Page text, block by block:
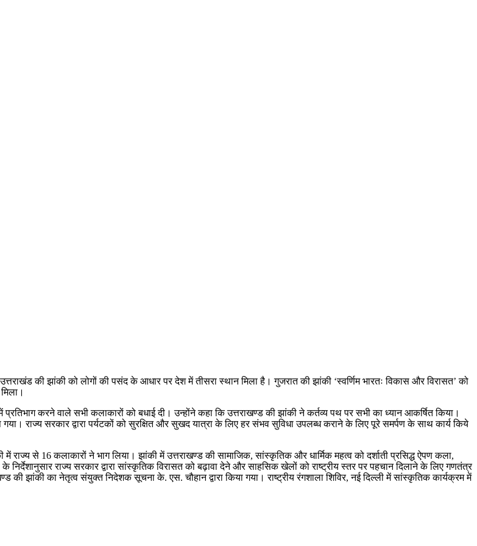
की झांकी को लोगों की पसंद के आधार पर देश में तीसरा स्थान मिला है। गुजरात की झांकी ‘स्वर्णिम भारतः विकास और विरासत’ को
करने वाले सभी कलाकारों को बधाई दी। उन्होंने कहा कि उत्तराखण्ड की झांकी ने कर्तव्य पथ पर सभी का ध्यान आकर्षित किया।
राज्य सरकार द्वारा पर्यटकों को सुरक्षित और सुखद यात्रा के लिए हर संभव सुविधा उपलब्ध कराने के लिए पूरे समर्पण के साथ कार्य किये
से 16 कलाकारों ने भाग लिया। झांकी में उत्तराखण्ड की सामाजिक, सांस्कृतिक और धार्मिक महत्व को दर्शाती प्रसिद्ध ऐपण कला,
राज्य सरकार द्वारा सांस्कृतिक विरासत को बढ़ावा देने और साहसिक खेलों को राष्ट्रीय स्तर पर पहचान दिलाने के लिए गणतंत्र
झांकी का नेतृत्व संयुक्त निदेशक सूचना के. एस. चौहान द्वारा किया गया। राष्ट्रीय रंगशाला शिविर, नई दिल्ली में सांस्कृतिक कार्यक्रम में